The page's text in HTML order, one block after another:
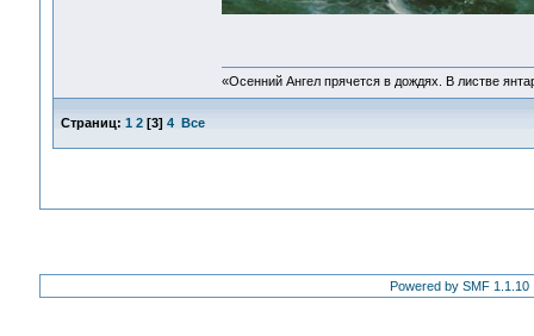
«Осенний Ангел прячется в дождях. В листве
Страниц: 1 2[3] 4 Все
Powered by SMF 1.1.10